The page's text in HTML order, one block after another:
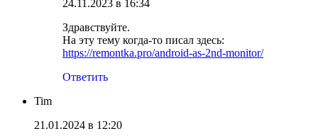
24.11.2023 в 16:34
Здравствуйте.
На эту тему когда-то писал здесь:
https://remontka.pro/android-as-2nd-monitor/
Ответить
Tim
21.01.2024 в 12:20